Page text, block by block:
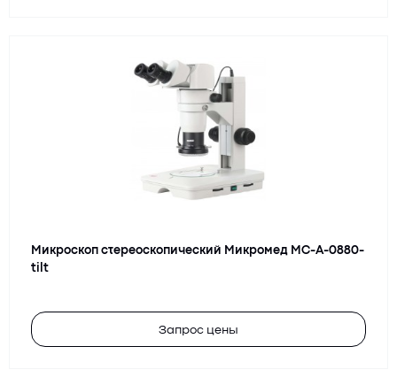
Микроскоп стереоскопический Микромед MC-А-0880-
tilt
Запрос цены